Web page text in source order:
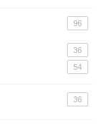
96
36
54
36